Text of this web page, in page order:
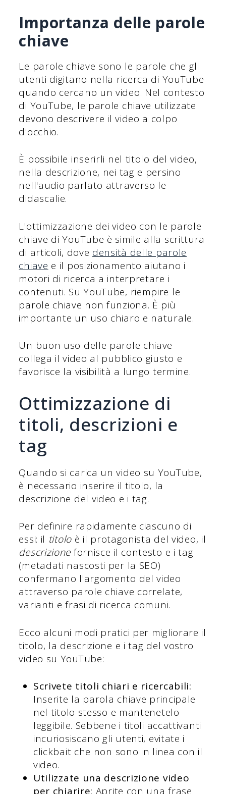
Importanza delle parole
chiave
Le parole chiave sono le parole che gli
utenti digitano nella ricerca di YouTube
quando cercano un video. Nel contesto
di YouTube, le parole chiave utilizzate
devono descrivere il video a colpo
d'occhio.
È possibile inserirli nel titolo del video,
nella descrizione, nei tag e persino
nell'audio parlato attraverso le
didascalie.
L'ottimizzazione dei video con le parole
chiave di YouTube è simile alla scrittura
di articoli, dove densità delle parole
chiave e il posizionamento aiutano i
motori di ricerca a interpretare i
contenuti. Su YouTube, riempire le
parole chiave non funziona. È più
importante un uso chiaro e naturale.
Un buon uso delle parole chiave
collega il video al pubblico giusto e
favorisce la visibilità a lungo termine.
Ottimizzazione di
titoli, descrizioni e
tag
Quando si carica un video su YouTube,
è necessario inserire il titolo, la
descrizione del video e i tag.
Per definire rapidamente ciascuno di
essi: il titoloè il protagonista del video, il
descrizione fornisce il contesto e i tag
(metadati nascosti per la SEO)
confermano l'argomento del video
attraverso parole chiave correlate,
varianti e frasi di ricerca comuni.
Ecco alcuni modi pratici per migliorare il
titolo, la descrizione e i tag del vostro
video su YouTube:
Scrivete titoli chiari e ricercabili:
Inserite la parola chiave principale
nel titolo stesso e mantenetelo
leggibile. Sebbene i titoli accattivanti
incuriosiscano gli utenti, evitate i
clickbait che non sono in linea con il
video.
Utilizzate una descrizione video
per chiarire: Aprite con una frase